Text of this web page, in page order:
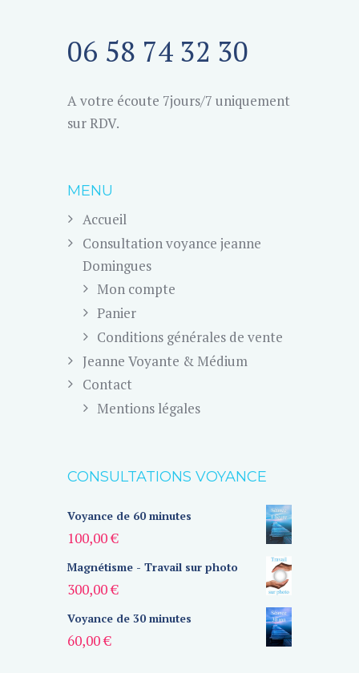
06 58 74 32 30
A votre écoute 7jours/7 uniquement
sur RDV.
MENU
Accueil
Consultation voyance jeanne
Domingues
Mon compte
Panier
Conditions générales de vente
Jeanne Voyante & Médium
Contact
Mentions légales
CONSULTATIONS VOYANCE
Voyance de 60 minutes
100,00€
Magnétisme - Travail sur photo
300,00€
Voyance de 30 minutes
60,00€